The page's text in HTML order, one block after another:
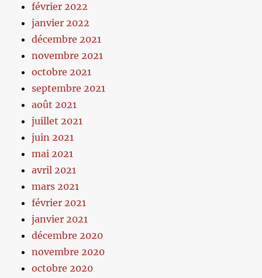
février 2022
janvier 2022
décembre 2021
novembre 2021
octobre 2021
septembre 2021
août 2021
juillet 2021
juin 2021
mai 2021
avril 2021
mars 2021
février 2021
janvier 2021
décembre 2020
novembre 2020
octobre 2020